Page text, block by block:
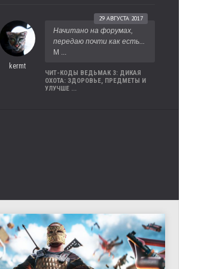
kermt
29 АВГУСТА 2017
Начитано на форумах,
передаю почти как есть...
М ...
ЧИТ-КОДЫ ВЕДЬМАК 3: ДИКАЯ
ОХОТА: ЗДОРОВЬЕ, ПРЕДМЕТЫ И
УЛУЧШЕ ...